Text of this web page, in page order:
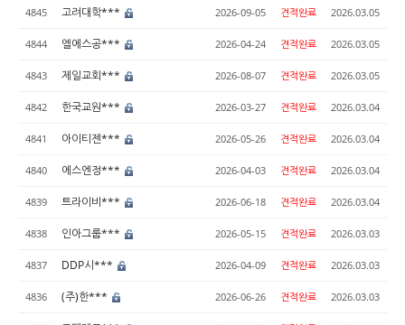
4845 고려대학*** 2026-09-05 견적완료 2026.03.05
4844 엘에스공*** 2026-04-24 견적완료 2026.03.05
4843 제일교회*** 2026-08-07 견적완료 2026.03.05
4842 한국교원*** 2026-03-27 견적완료 2026.03.04
4841 아이티젠*** 2026-05-26 견적완료 2026.03.04
4840 에스엔정*** 2026-04-03 견적완료 2026.03.04
4839 트라이비*** 2026-06-18 견적완료 2026.03.04
4838 인아그룹*** 2026-05-15 견적완료 2026.03.03
4837 DDP시*** 2026-04-09 견적완료 2026.03.03
4836 (주)한*** 2026-06-26 견적완료 2026.03.03